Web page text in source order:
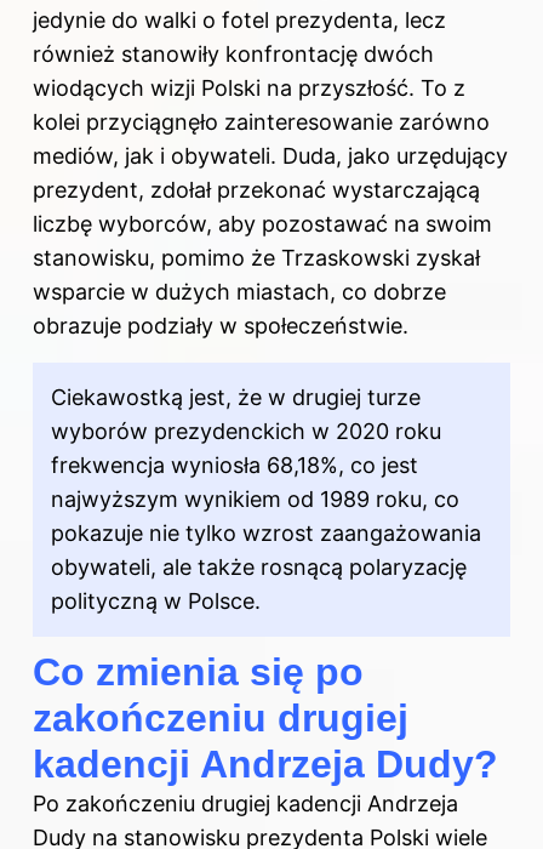
jedynie do walki o fotel prezydenta, lecz
również stanowiły konfrontację dwóch
wiodących wizji Polski na przyszłość. To z
kolei przyciągnęło zainteresowanie zarówno
mediów, jak i obywateli. Duda, jako urzędujący
prezydent, zdołał przekonać wystarczającą
liczbę wyborców, aby pozostawać na swoim
stanowisku, pomimo że Trzaskowski zyskał
wsparcie w dużych miastach, co dobrze
obrazuje podziały w społeczeństwie.
Ciekawostką jest, że w drugiej turze
wyborów prezydenckich w 2020 roku
frekwencja wyniosła 68,18%, co jest
najwyższym wynikiem od 1989 roku, co
pokazuje nie tylko wzrost zaangażowania
obywateli, ale także rosnącą polaryzację
polityczną w Polsce.
Co zmienia się po
zakończeniu drugiej
kadencji Andrzeja Dudy?
Po zakończeniu drugiej kadencji Andrzeja
Dudy na stanowisku prezydenta Polski wiele